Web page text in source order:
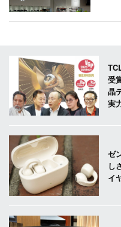
受
晶
実
ゼ
し
イ